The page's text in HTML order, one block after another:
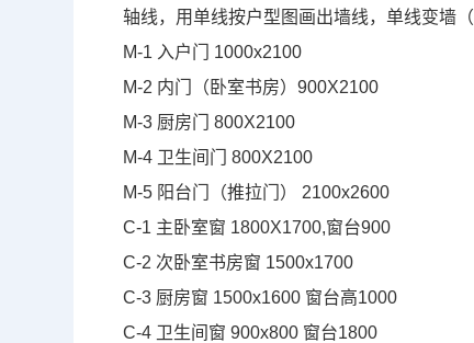
轴线，用单线按户型图画出墙线，单线变墙（
M-1 入户门
1000x2100
M-2 内门（卧室书房）900X2100
M-3 厨房门
800X2100
M-4 卫生间门
800X2100
M-5 阳台门（推拉门）
2100x2600
C-1 主卧室窗 1800X1700,窗台900
C-2 次卧室书房窗 1500x1700
C-3 厨房窗 1500x1600 窗台高1000
C-4 卫生间窗 900x800 窗台1800